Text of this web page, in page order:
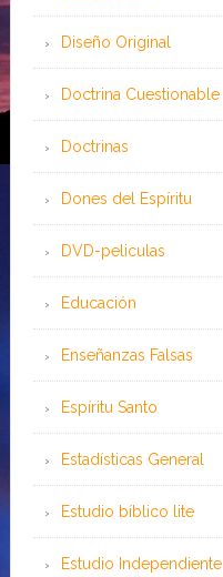
Diseño Original
Doctrina Cuestionable
Doctrinas
Dones del Espíritu
DVD-peliculas
Educación
Enseñanzas Falsas
Espíritu Santo
Estadísticas General
Estudio bíblico lite
Estudio Independiente